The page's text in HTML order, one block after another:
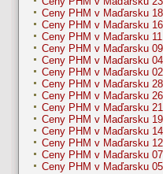
Ceny PHM v Maďarsku
Ceny PHM v Maďarsku
Ceny PHM v Maďarsku
Ceny PHM v Maďarsku
Ceny PHM v Maďarsku
Ceny PHM v Maďarsku
Ceny PHM v Maďarsku
Ceny PHM v Maďarsku
Ceny PHM v Maďarsku
Ceny PHM v Maďarsku
Ceny PHM v Maďarsku
Ceny PHM v Maďarsku
Ceny PHM v Maďarsku
Ceny PHM v Maďarsku